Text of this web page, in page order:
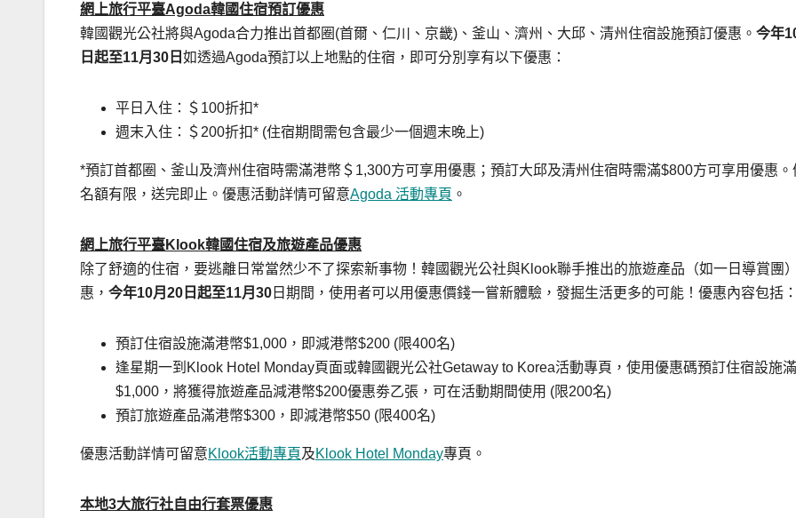
網上旅行平臺Agoda韓國住宿預訂優惠
韓國觀光公社將與Agoda合力推出首都圈(首爾、仁川、京畿)、釜山、濟州、大邱、清州住宿設施預訂優惠。 今年
日起至11月 30 日 如透過Agoda預訂以上地點的住宿，即可分別享有以下優惠：
平日入住：＄100折扣*
週末入住：＄200折扣* (住宿期間需包含最少一個週末晚上)
*預訂首都圈、釜山及濟州住宿時需滿港幣＄1,300方可享用優惠；預訂大邱及清州住宿時需滿$800方可享用優惠。
名額有限，送完即止。優惠活動詳情可留意Agoda 活動專頁 。
網上旅行平臺Klook韓國住宿及旅遊產品優惠
除了舒適的住宿，要逃離日常當然少不了探索新事物！韓國觀光公社與Klook聯手推出的旅遊產品（如一日導賞團
惠， 今年10月 20 日起至11月 30 日期間， 使用者可以用優惠價錢一嘗新體驗，發掘生活更多的可能！優惠內容包括：
預訂住宿設施滿港幣$1,000，即減港幣$200 (限400名)
逢星期一到Klook Hotel Monday頁面或韓國觀光公社Getaway to Korea活動專頁，使用優惠碼預訂住宿設施
$1,000，將獲得旅遊產品減港幣$200優惠劵乙張，可在活動期間使用 (限200名)
預訂旅遊產品滿港幣$300，即減港幣$50 (限400名)
優惠活動詳情可留意Klook活動專頁 及Klook Hotel Monday專頁。
本地3大旅行社自由行套票優惠